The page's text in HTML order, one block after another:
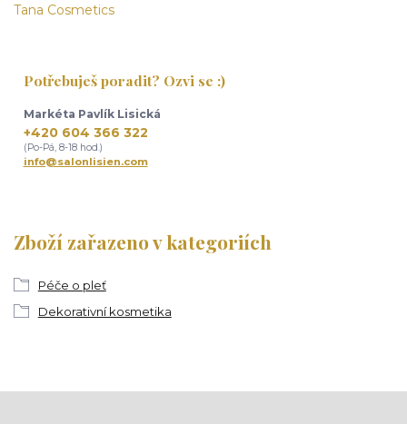
Tana Cosmetics
Zboží zařazeno v kategoriích
Péče o pleť
Dekorativní kosmetika
Potřebuješ poradit? Ozvi se :)
Markéta Pavlík Lisická
+420 604 366 322
(Po-Pá, 8-18 hod.)
info@salonlisien.com